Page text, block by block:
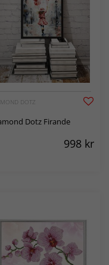
DOTZ
Dotz Firande
998 kr